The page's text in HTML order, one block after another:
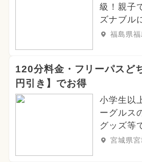
級！親子
ズナブル
福島県
120分料金・フリーパスど
円引き】でお得
小学生以
ーグルス
グッズ等
宮城県